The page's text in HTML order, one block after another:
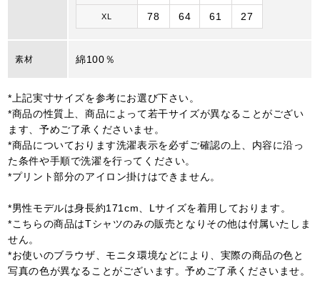
XL 78 64 61 27
素材 綿100％
*上記実寸サイズを参考にお選び下さい。
*商品の性質上、商品によって若干サイズが異なることがござい
ます、予めご了承くださいませ。
*商品についております洗濯表示を必ずご確認の上、内容に沿っ
た条件や手順で洗濯を行ってください。
*プリント部分のアイロン掛けはできません。
*男性モデルは身長約171cm、Lサイズを着用しております。
*こちらの商品はTシャツのみの販売となりその他は付属いたしま
せん。
*お使いのブラウザ、モニタ環境などにより、実際の商品の色と
写真の色が異なることがございます。予めご了承くださいませ。